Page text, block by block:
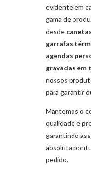
evidente em
gama de
desde
garrafas
agendas
gravadas em
nossos
para garantir
Mantemos o
qualidade e
garantindo
absoluta
pedido.